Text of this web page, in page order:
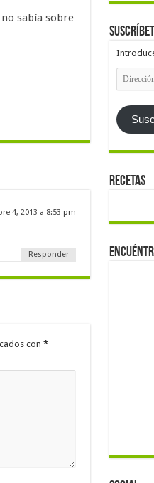
sabía sobre
4, 2013 a 8:53 pm
Responder
con *
Dirección
de
Recetas